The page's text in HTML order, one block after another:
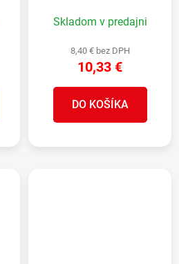
Skladom v predajni
8,40 € bez DPH
10,33 €
DO KOŠÍKA